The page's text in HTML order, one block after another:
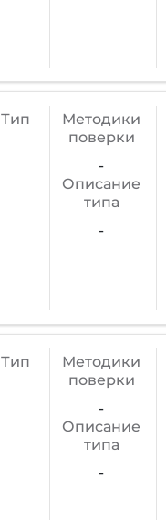
Тип
Методики
поверки
-
Описание
типа
-
Тип
Методики
поверки
-
Описание
типа
-